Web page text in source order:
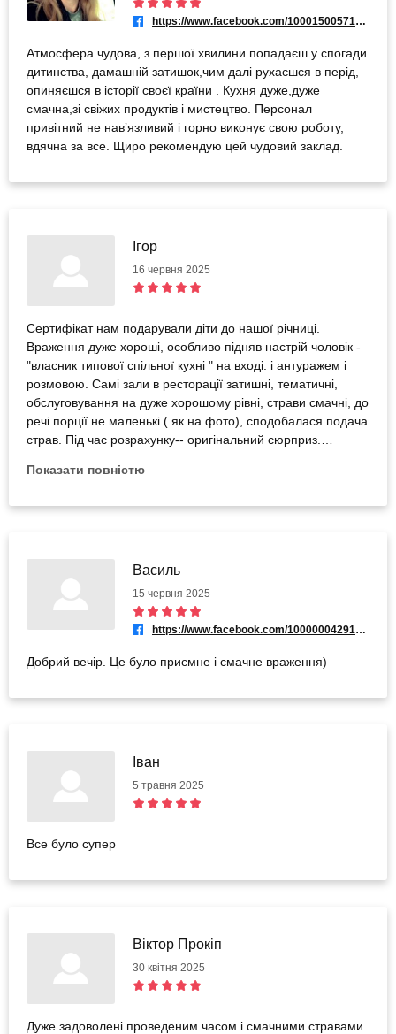
https://www.facebook.com/100015005715323
Атмосфера чудова, з першої хвилини попадаєш у спогади
дитинства, дамашній затишок,чим далі рухаєшся в перід,
опиняєшся в історії своєї країни . Кухня дуже,дуже
смачна,зі свіжих продуктів і мистецтво. Персонал
привітний не навʼязливий і горно виконує свою роботу,
вдячна за все. Щиро рекомендую цей чудовий заклад.
Ігор
16 червня 2025
Сертифікат нам подарували діти до нашої річниці.
Враження дуже хороші, особливо підняв настрій чоловік -
"власник типової спільної кухні " на вході: і антуражем і
розмовою. Самі зали в ресторації затишні, тематичні,
обслуговування на дуже хорошому рівні, страви смачні, до
речі порції не маленькі ( як на фото), сподобалася подача
страв. Під час розрахунку-- оригінальний сюрприз.
Показати повністю
Василь
15 червня 2025
https://www.facebook.com/100000042913694
Добрий вечір. Це було приємне і смачне враження)
Іван
5 травня 2025
Все було супер
Віктор Прокіп
30 квітня 2025
Дуже задоволені проведеним часом і смачними стравами